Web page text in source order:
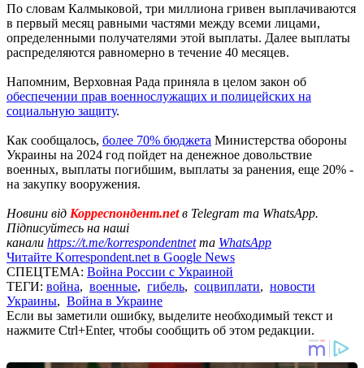
По словам Калмыковой, три миллиона гривен выплачиваются
в первый месяц равными частями между всеми лицами,
определенными получателями этой выплаты. Далее выплаты
распределяются равномерно в течение 40 месяцев.
Напомним, Верховная Рада приняла в целом закон об
обеспечении прав военнослужащих и полицейских на
социальную защиту.
Как сообщалось, более 70% бюджета Министерства обороны
Украины на 2024 год пойдет на денежное довольствие
военных, выплаты погибшим, выплаты за ранения, еще 20% -
на закупку вооружения.
Новини від Корреспондент.netв Telegram та WhatsApp.
Підписуйтесь на наші
канали https://t.me/korrespondentnetта WhatsApp
Читайте Korrespondent.net в Google News
СПЕЦТЕМА: Война России с Украиной
ТЕГИ: война, военные, гибель, соцвиплати, новости
Украины, Война в Украине
Если вы заметили ошибку, выделите необходимый текст и
нажмите Ctrl+Enter, чтобы сообщить об этом редакции.